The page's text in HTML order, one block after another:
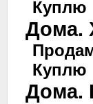
Куплю
Дома.
Куплю
Дома.